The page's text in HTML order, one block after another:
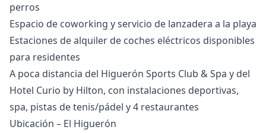
perros
Espacio de coworking y servicio de lanzadera a la playa
Estaciones de alquiler de coches eléctricos disponibles
para residentes
A poca distancia del Higuerón Sports Club & Spa y del
Hotel Curio by Hilton, con instalaciones deportivas,
spa, pistas de tenis/pádel y 4 restaurantes
Ubicación – El Higuerón